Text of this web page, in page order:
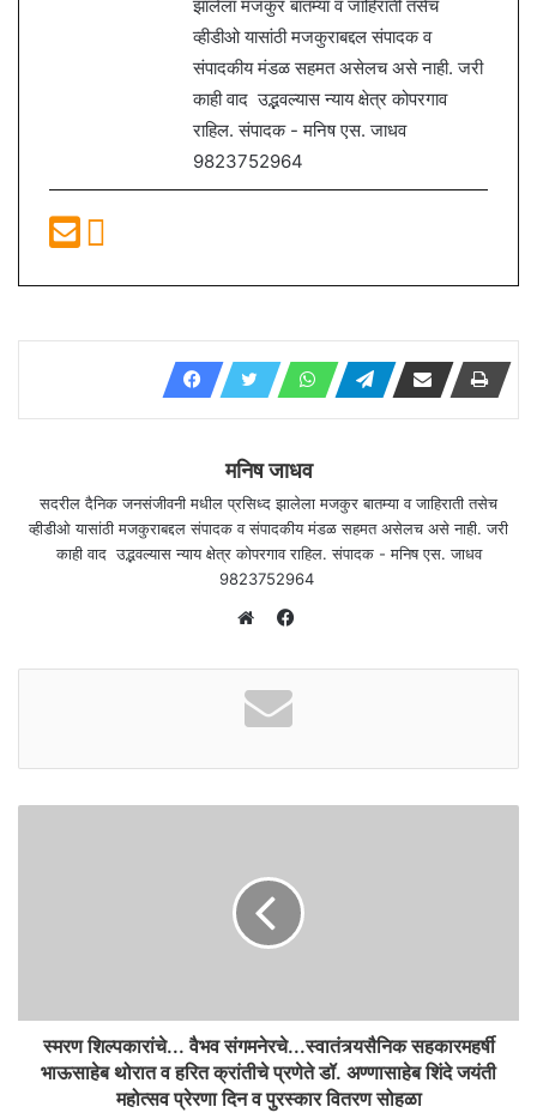
झालेला मजकुर बातम्या व जाहिराती तसेच
व्हीडीओ यासांठी मजकुराबद्दल संपादक व
संपादकीय मंडळ सहमत असेलच असे नाही. जरी
काही वाद उद्भवल्यास न्याय क्षेत्र कोपरगाव
राहिल. संपादक - मनिष एस. जाधव
9823752964
मनिष जाधव
सदरील दैनिक जनसंजीवनी मधील प्रसिध्द झालेला मजकुर बातम्या व जाहिराती तसेच
व्हीडीओ यासांठी मजकुराबद्दल संपादक व संपादकीय मंडळ सहमत असेलच असे नाही. जरी
काही वाद उद्भवल्यास न्याय क्षेत्र कोपरगाव राहिल. संपादक - मनिष एस. जाधव
9823752964
e
b
s
i
c
स्मरण शिल्पकारांचे... वैभव संगमनेरचे...स्वातंत्र्यसैनिक सहकारमहर्षी
भाऊसाहेब थोरात व हरित क्रांतीचे प्रणेते डॉ. अण्णासाहेब शिंदे जयंती
महोत्सव प्रेरणा दिन व पुरस्कार वितरण सोहळा